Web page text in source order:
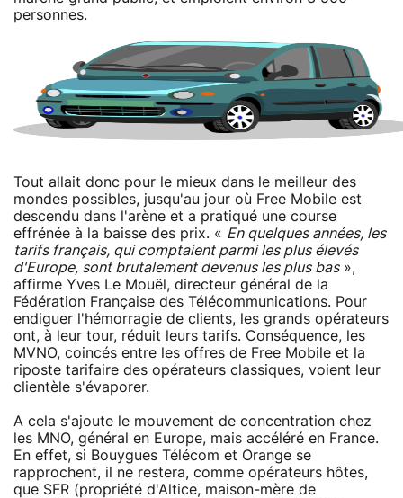
personnes.
Tout allait donc pour le mieux dans le meilleur des
mondes possibles, jusqu'au jour où Free Mobile est
descendu dans l'arène et a pratiqué une course
effrénée à la baisse des prix. « En quelques années, les
tarifs français, qui comptaient parmi les plus élevés
d'Europe, sont brutalement devenus les plus bas»,
affirme Yves Le Mouël, directeur général de la
Fédération Française des Télécommunications. Pour
endiguer l'hémorragie de clients, les grands opérateurs
ont, à leur tour, réduit leurs tarifs. Conséquence, les
MVNO, coincés entre les offres de Free Mobile et la
riposte tarifaire des opérateurs classiques, voient leur
clientèle s'évaporer.
A cela s'ajoute le mouvement de concentration chez
les MNO, général en Europe, mais accéléré en France.
En effet, si Bouygues Télécom et Orange se
rapprochent, il ne restera, comme opérateurs hôtes,
que SFR (propriété d'Altice, maison-mère de